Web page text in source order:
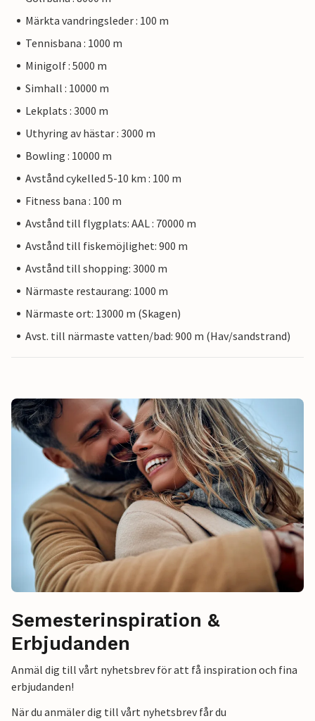
Märkta vandringsleder : 100 m
Tennisbana : 1000 m
Minigolf : 5000 m
Simhall : 10000 m
Lekplats : 3000 m
Uthyring av hästar : 3000 m
Bowling : 10000 m
Avstånd cykelled 5-10 km : 100 m
Fitness bana : 100 m
Avstånd till flygplats: AAL : 70000 m
Avstånd till fiskemöjlighet: 900 m
Avstånd till shopping: 3000 m
Närmaste restaurang: 1000 m
Närmaste ort: 13000 m (Skagen)
Avst. till närmaste vatten/bad: 900 m (Hav/sandstrand)
Semesterinspiration &
Erbjudanden
Anmäl dig till vårt nyhetsbrev för att få inspiration och fina
erbjudanden!
När du anmäler dig till vårt nyhetsbrev får du